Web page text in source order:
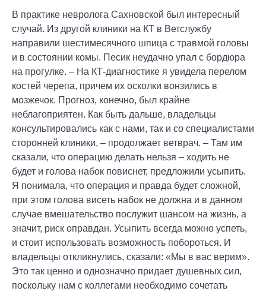
В практике невролога Сахновской был интересный
случай. Из другой клиники на КТ в Ветслужбу
направили шестимесячного шпица с травмой головы
и в состоянии комы. Песик неудачно упал с бордюра
на прогулке. – На КТ-диагностике я увидела перелом
костей черепа, причем их осколки вонзились в
мозжечок. Прогноз, конечно, был крайне
неблагоприятен. Как быть дальше, владельцы
консультировались как с нами, так и со специалистами
сторонней клиники, – продолжает ветврач. – Там им
сказали, что операцию делать нельзя – ходить не
будет и голова набок повиснет, предложили усыпить.
Я понимала, что операция и правда будет сложной,
при этом голова висеть набок не должна и в данном
случае вмешательство послужит шансом на жизнь, а
значит, риск оправдан. Усыпить всегда можно успеть,
и стоит использовать возможность побороться. И
владельцы откликнулись, сказали: «Мы в вас верим».
Это так ценно и однозначно придает душевных сил,
поскольку нам с коллегами необходимо сочетать